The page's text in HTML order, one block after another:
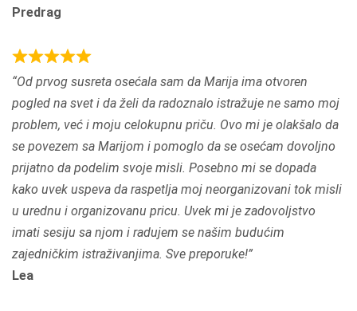
Predrag
R
a
t
e
d
5
.
0
o
u
Od prvog susreta osećala sam da Marija ima otvoren
pogled na svet i da želi da radoznalo istražuje ne samo moj
problem, već i moju celokupnu priču. Ovo mi je olakšalo da
se povezem sa Marijom i pomoglo da se osećam dovoljno
prijatno da podelim svoje misli. Posebno mi se dopada
kako uvek uspeva da raspetlja moj neorganizovani tok misli
u urednu i organizovanu pricu. Uvek mi je zadovoljstvo
imati sesiju sa njom i radujem se našim budućim
zajedničkim istraživanjima. Sve preporuke!
Lea